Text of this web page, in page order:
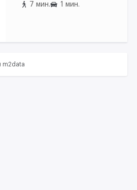
7 мин.
1 мин.
m2data